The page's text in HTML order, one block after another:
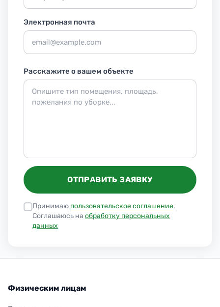
Электронная почта
Расскажите о вашем объекте
ОТПРАВИТЬ ЗАЯВКУ
Принимаю пользовательское соглашение.
Соглашаюсь на обработку персональных
данных
Физическим лицам